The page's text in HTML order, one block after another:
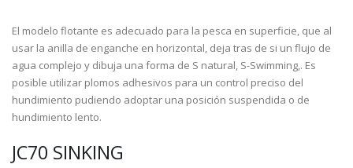
El modelo flotante es adecuado para la pesca en superficie, que al
usar la anilla de enganche en horizontal, deja tras de si un flujo de
agua complejo y dibuja una forma de S natural, S-Swimming,. Es
posible utilizar plomos adhesivos para un control preciso del
hundimiento pudiendo adoptar una posición suspendida o de
hundimiento lento.
JC70 SINKING